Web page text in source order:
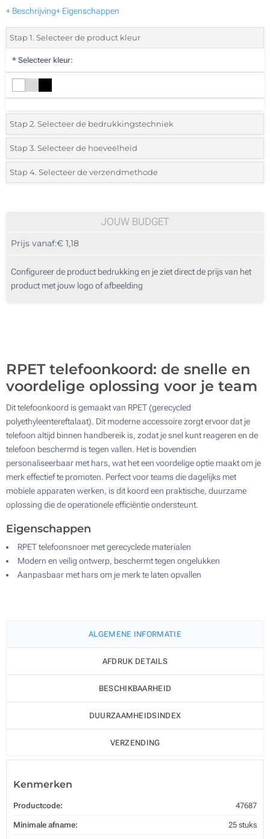
+ Beschrijving+ Eigenschappen
Stap 1. Selecteer de product kleur
* Selecteer kleur:
Stap 2. Selecteer de bedrukkingstechniek
*Selecteer de bedrukking en kleuren van het logo:
1 Kleur (Aan een kant)
Stap 3. Selecteer de hoeveelheid
*Selecteer uit de lijst of voeg het gewenste aantal in
50
250
Stap 4. Selecteer de verzendmethode
JOUW BUDGET
Prijs vanaf:€ 1,18
Configureer de product bedrukking en je ziet direct de prijs van het
product met jouw logo of afbeelding
RPET telefoonkoord: de snelle en
voordelige oplossing voor je team
Dit telefoonkoord is gemaakt van RPET (gerecycled
polyethyleentereftalaat). Dit moderne accessoire zorgt ervoor dat je
telefoon altijd binnen handbereik is, zodat je snel kunt reageren en de
telefoon beschermd is tegen vallen. Het is bovendien
personaliseerbaar met hars, wat het een voordelige optie maakt om je
merk effectief te promoten. Perfect voor teams die dagelijks met
mobiele apparaten werken, is dit koord een praktische, duurzame
oplossing die de operationele efficiëntie ondersteunt.
Eigenschappen
RPET telefoonsnoer met gerecyclede materialen
Modern en veilig ontwerp, beschermt tegen ongelukken
Aanpasbaar met hars om je merk te laten opvallen
ALGEMENE INFORMATIE
AFDRUK DETAILS
BESCHIKBAARHEID
DUURZAAMHEIDSINDEX
VERZENDING
Kenmerken
Productcode: 47687
Minimale afname: 25 stuks